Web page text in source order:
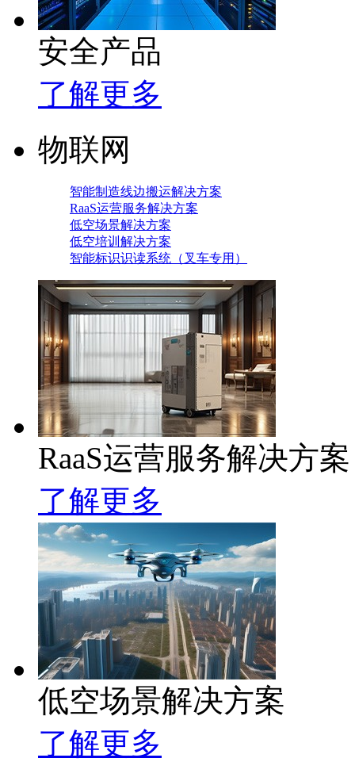
安全产品
了解更多
物联网
智能制造线边搬运解决方案
RaaS运营服务解决方案
低空场景解决方案
低空培训解决方案
智能标识识读系统（叉车专用）
RaaS运营服务解决方案
了解更多
低空场景解决方案
了解更多